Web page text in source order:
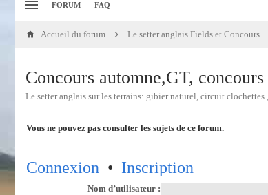
FORUM FAQ
Accueil du forum Le setter anglais Fields et Concours
Concours automne,GT,
Le setter anglais sur les terrains: gibier naturel, circuit clochettes.,
Vous ne pouvez pas consulter les sujets de ce forum.
Connexion • Inscription
Nom d’utilisateur :